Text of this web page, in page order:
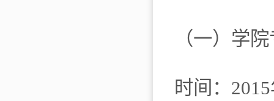
（一）学
时间：